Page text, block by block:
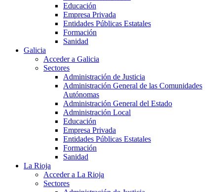
Educación
Empresa Privada
Entidades Públicas Estatales
Formación
Sanidad
Galicia
Acceder a Galicia
Sectores
Administración de Justicia
Administración General de las Comunidades
Autónomas
Administración General del Estado
Administración Local
Educación
Empresa Privada
Entidades Públicas Estatales
Formación
Sanidad
La Rioja
Acceder a La Rioja
Sectores